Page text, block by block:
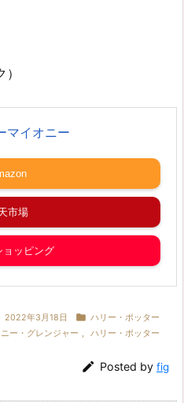
マイオニー
市場
ョッピング
2022年3月18日  ハリー・ポッター
ー・グレンジャー , ハリー・ポッター
 Posted by fig